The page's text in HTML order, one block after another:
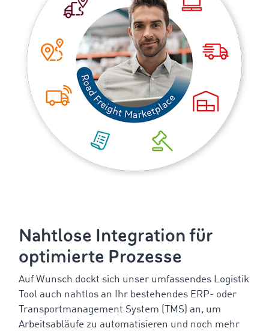
Nahtlose Integration für
optimierte Prozesse
Auf Wunsch dockt sich unser umfassendes Logistik
Tool auch nahtlos an Ihr bestehendes ERP- oder
Transportmanagement System (TMS) an, um
Arbeitsabläufe zu automatisieren und noch mehr